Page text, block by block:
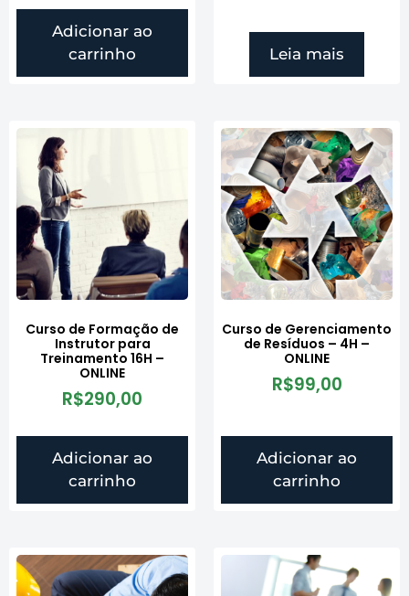
Adicionar ao
carrinho
Leia mais
Curso de Formação de
Instrutor para
Treinamento 16H –
ONLINE
R$290,00
Adicionar ao
carrinho
Curso de Gerenciamento
de Resíduos – 4H –
ONLINE
R$99,00
Adicionar ao
carrinho